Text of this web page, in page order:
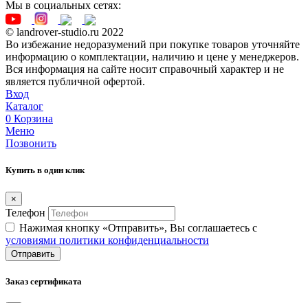
Мы в социальных сетях:
© landrover-studio.ru 2022
Во избежание недоразумений при покупке товаров уточняйте
информацию о комплектации, наличию и цене у менеджеров.
Вся информация на сайте носит справочный характер и не
является публичной офертой.
Вход
Каталог
0 Корзина
Меню
Позвонить
Купить в один клик
×
Телефон
Нажимая кнопку «Отправить», Вы соглашаетесь c
условиями политики конфиденциальности
Отправить
Заказ сертификата